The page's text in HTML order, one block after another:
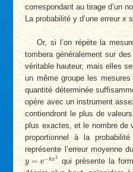
correspondant au tirage d’un
La probabilité y d’une erreurx
Or, si l’on répète la
tombera généralement sur
véritable hauteur, mais elles
un même groupe les
quantité déterminée
opère avec un instrument
contiendront le plus de
plus exactes, et le nombre de
proportionnel à la
représente l’erreur moyenne
y = e−kx2
y = − x2
qui présente la